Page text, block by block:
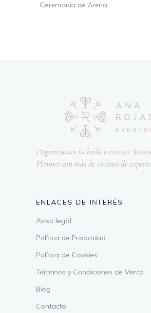
Ceremonia de Arena
Organizamos tu boda o evento.
Planner con más de 10 años de
ENLACES DE INTERÉS
Aviso legal
Política de Privacidad
Política de Cookies
Términos y Condiciones de Venta
Blog
Contacto